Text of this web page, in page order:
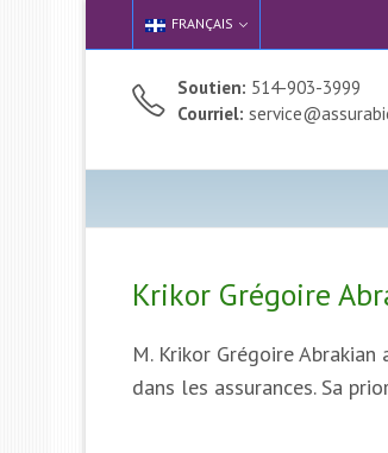
FRANÇAIS
Soutien: 514-903-3999
Courriel:
Krikor Grégoire
M. Krikor Grégoire Abrakian
dans les assurances. Sa